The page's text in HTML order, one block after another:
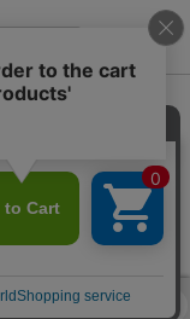
取引法に基づく表記